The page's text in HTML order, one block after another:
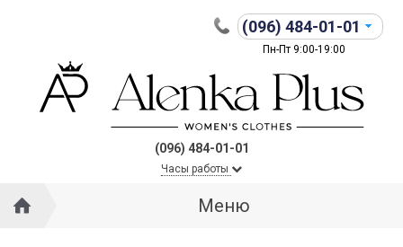
(096) 484-01-01
Пн-Пт 9:00-19:00
(096) 484-01-01
Часы работы
Меню